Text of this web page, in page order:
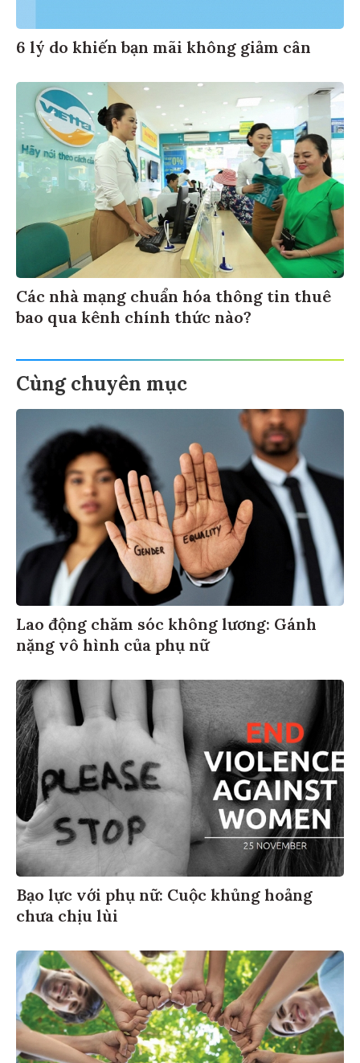
6 lý do khiến bạn mãi không giảm cân
Các nhà mạng chuẩn hóa thông tin thuê
bao qua kênh chính thức nào?
Cùng chuyên mục
Lao động chăm sóc không lương: Gánh
nặng vô hình của phụ nữ
Bạo lực với phụ nữ: Cuộc khủng hoảng
chưa chịu lùi